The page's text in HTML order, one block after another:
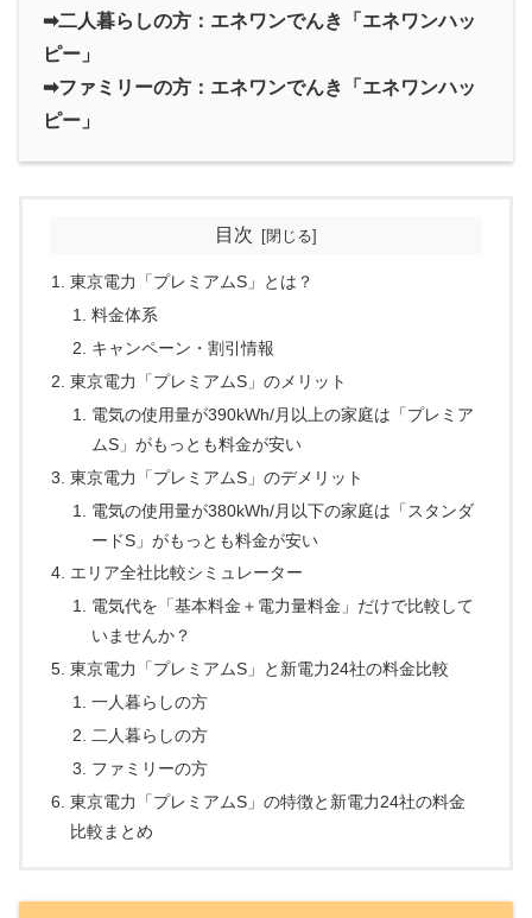
➡二人暮らしの方：エネワンでんき「エネワンハッ
ピー」
➡ファミリーの方：エネワンでんき「エネワンハッ
ピー」
目次
東京電力「プレミアムS」とは？
料金体系
キャンペーン・割引情報
東京電力「プレミアムS」のメリット
電気の使用量が390kWh/月以上の家庭は「プレミア
ムS」がもっとも料金が安い
東京電力「プレミアムS」のデメリット
電気の使用量が380kWh/月以下の家庭は「スタンダ
ードS」がもっとも料金が安い
エリア全社比較シミュレーター
電気代を「基本料金＋電力量料金」だけで比較して
いませんか？
東京電力「プレミアムS」と新電力24社の料金比較
一人暮らしの方
二人暮らしの方
ファミリーの方
東京電力「プレミアムS」の特徴と新電力24社の料金
比較まとめ